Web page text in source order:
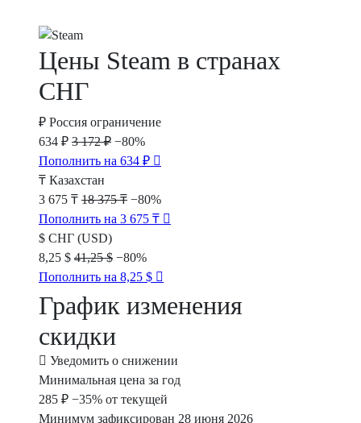
Цены Steam в странах
СНГ
₽ Россия ограничение
634 ₽ 3 172 ₽ −80%
Пополнить на 634 ₽
₸ Казахстан
3 675 ₸ 18 375 ₸ −80%
Пополнить на 3 675 ₸
$ СНГ (USD)
8,25 $ 41,25 $ −80%
Пополнить на 8,25 $
График изменения
скидки
Уведомить о снижении
Минимальная цена за год
285 ₽ −35% от текущей
Минимум зафиксирован 28 июня 2026